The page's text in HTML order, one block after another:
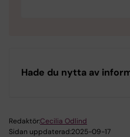
Hade du nytta av
Redaktör:Cecilia Odlind
Sidan uppdaterad:2025-09-17